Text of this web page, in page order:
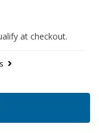
at checkout.